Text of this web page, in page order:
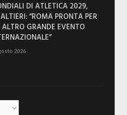
DI ATLETICA 2029,
“ROMA PRONTA PER
GRANDE EVENTO
2026